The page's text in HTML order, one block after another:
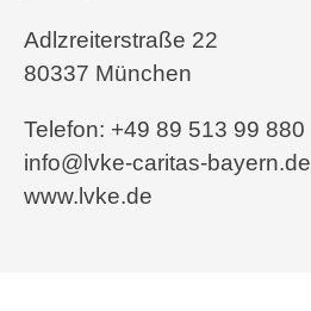
Adlzreiterstraße 22
80337 München
Telefon: +49 89 513 99 880
info@lvke-caritas-bayern.de
www.lvke.de